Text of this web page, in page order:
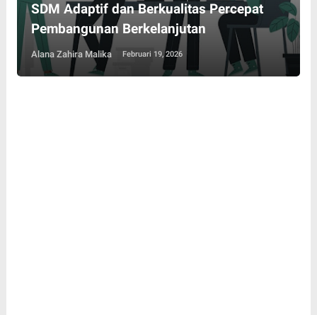
SDM Adaptif dan Berkualitas Percepat
Pembangunan Berkelanjutan
Alana Zahira Malika Februari 19, 2026